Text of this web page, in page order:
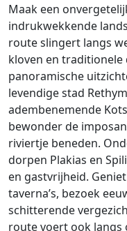
Maak een
indrukwekkende
route slingert langs
kloven en
panoramische
levendige stad
adembenemende
bewonder de
riviertje beneden.
dorpen Plakias en
en gastvrijheid.
taverna’s, bezoek
schitterende
route voert ook